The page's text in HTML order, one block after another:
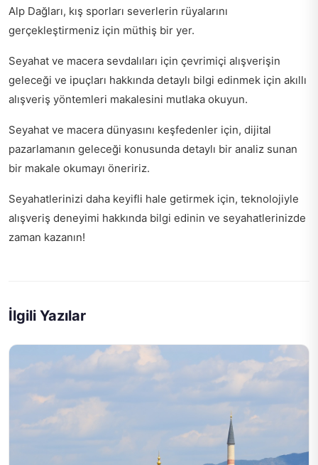
Alp Dağları, kış sporları severlerin rüyalarını
gerçekleştirmeniz için müthiş bir yer.
Seyahat ve macera sevdalıları için çevrimiçi alışverişin
geleceği ve ipuçları hakkında detaylı bilgi edinmek için akıllı
alışveriş yöntemleri makalesini mutlaka okuyun.
Seyahat ve macera dünyasını keşfedenler için, dijital
pazarlamanın geleceği konusunda detaylı bir analiz sunan
bir makale okumayı öneririz.
Seyahatlerinizi daha keyifli hale getirmek için, teknolojiyle
alışveriş deneyimi hakkında bilgi edinin ve seyahatlerinizde
zaman kazanın!
İlgili Yazılar